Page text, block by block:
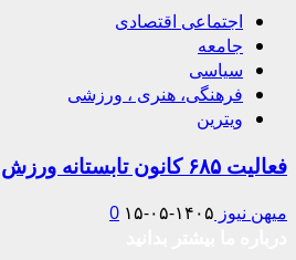
اجتماعی اقتصادی
جامعه
سیاسی
فرهنگی، هنری ، ورزشی
ویترین
فعالیت ۶۸۵ کانون تابستانه ورزش دانش آموزی در البرز
میهن نیوز ۱۴۰۵-۰۵-۱۵ 0